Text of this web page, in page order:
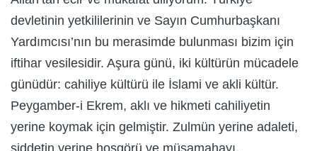
devletinin yetkililerinin ve Sayın Cumhurbaşkanı
Yardımcısı’nın bu merasimde bulunması bizim için
iftihar vesilesidir. Aşura günü, iki kültürün mücadele
günüdür: cahiliye kültürü ile İslami ve akli kültür.
Peygamber-i Ekrem, aklı ve hikmeti cahiliyetin
yerine koymak için gelmiştir. Zulmün yerine adaleti,